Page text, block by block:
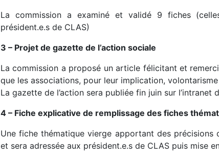
La commission a examiné et validé 9 fiches
président.e.s de CLAS)
3 – Projet de gazette de l’action sociale
La commission a proposé un article félicitant et
que les associations, pour leur implication,
La gazette de l’action sera publiée fin juin sur l’intranet
4 – Fiche explicative de remplissage des fiches
Une fiche thématique vierge apportant des précisions
et sera adressée aux président.e.s de CLAS puis mise